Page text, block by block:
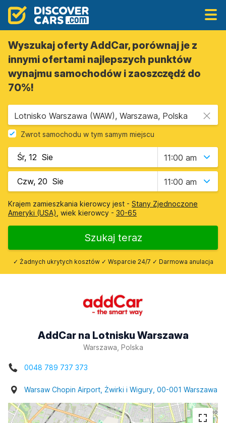
Wyszukaj oferty AddCar, porównaj je z
innymi ofertami najlepszych punktów
wynajmu samochodów i zaoszczędź do
70%!
Lotnisko Warszawa (WAW), Warszawa, Polska
Zwrot samochodu w tym samym miejscu
11:00 am
11:00 am
Krajem zamieszkania kierowcy jest - Stany Zjednoczone
Ameryki (USA) , wiek kierowcy - 30-65
Szukaj teraz
✓ Żadnych ukrytych kosztów ✓ Wsparcie 24/7 ✓ Darmowa anulacja
AddCar na Lotnisku Warszawa
Warszawa, Polska
0048 789 737 373
Warsaw Chopin Airport, Żwirki i Wigury, 00-001 Warszawa